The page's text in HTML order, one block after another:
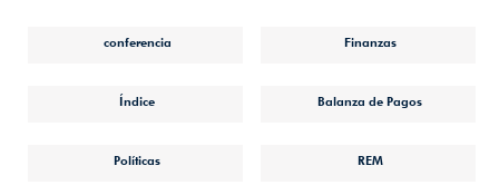
conferencia Finanzas
Índice Balanza de Pagos
Políticas REM